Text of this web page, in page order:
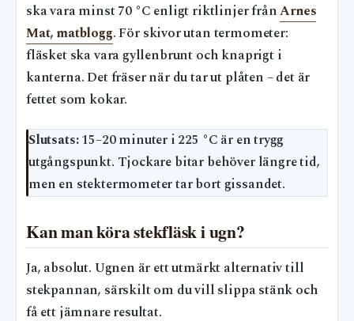
ska vara minst 70 °C enligt riktlinjer frånArnes
Mat, matblogg. För skivor utan termometer:
fläsket ska vara gyllenbrunt och knaprigt i
kanterna. Det fräser när du tar ut plåten – det är
fettet som kokar.
Slutsats:15–20 minuter i 225 °C är en trygg
utgångspunkt. Tjockare bitar behöver längre tid,
men en stektermometer tar bort gissandet.
Kan man köra stekfläsk i ugn?
Ja, absolut. Ugnen är ett utmärkt alternativ till
stekpannan, särskilt om du vill slippa stänk och
få ett jämnare resultat.